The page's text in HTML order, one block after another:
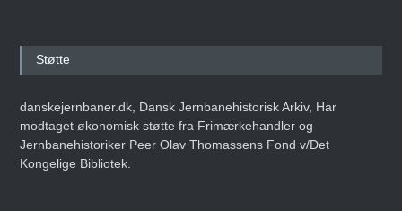
Støtte
danskejernbaner.dk, Dansk Jernbanehistorisk Arkiv, Har
modtaget økonomisk støtte fra Frimærkehandler og
Jernbanehistoriker Peer Olav Thomassens Fond v/Det
Kongelige Bibliotek.